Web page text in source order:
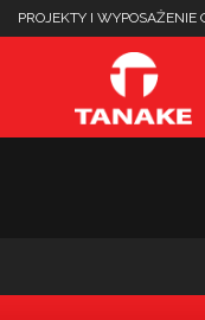
PROJEKTY I WYPOSAŻENIE